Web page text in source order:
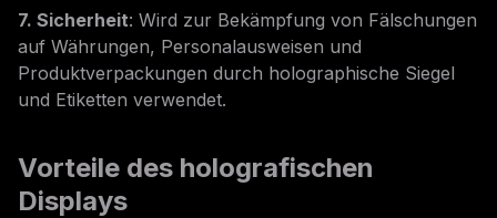
7. Sicherheit: Wird zur Bekämpfung von Fälschungen
auf Währungen, Personalausweisen und
Produktverpackungen durch holographische Siegel
und Etiketten verwendet.
Vorteile des holografischen
Displays